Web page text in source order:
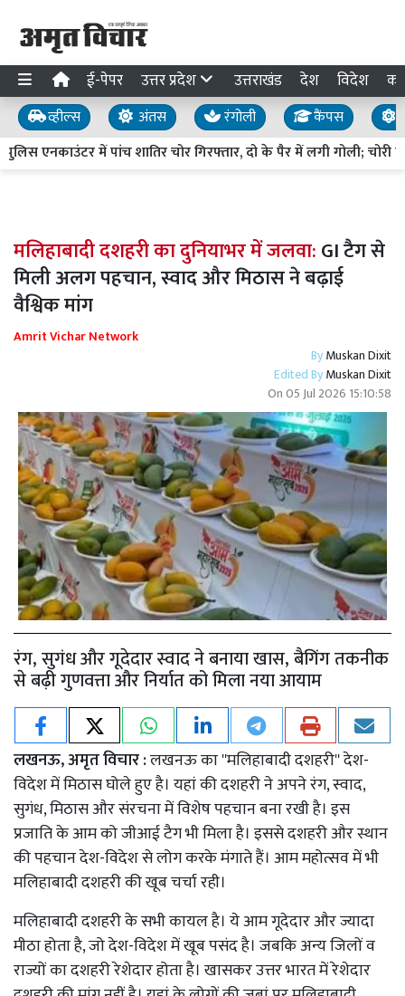
ई-पेपर उत्तर प्रदेश उत्तराखंड देश विदेश
व्हील्स अंतस रंगोली कैंपस
एनकाउंटर में पांच शातिर चोर गिरफ्तार, दो के पैर में लगी गोली; चोरी का
मलिहाबादी दशहरी का दुनियाभर में जलवा:GI टैग से
मिली अलग पहचान, स्वाद और मिठास ने बढ़ाई
वैश्विक मांग
Amrit Vichar Network
ByMuskan Dixit
Edited ByMuskan Dixit
On05 Jul 2026 15:10:58
रंग, सुगंध और गूदेदार स्वाद ने बनाया खास, बैगिंग तकनीक
से बढ़ी गुणवत्ता और निर्यात को मिला नया आयाम
लखनऊ, अमृत विचार :लखनऊ का ''मलिहाबादी दशहरी'' देश-
विदेश में मिठास घोले हुए है। यहां की दशहरी ने अपने रंग, स्वाद,
सुगंध, मिठास और संरचना में विशेष पहचान बना रखी है। इस
प्रजाति के आम को जीआई टैग भी मिला है। इससे दशहरी और स्थान
की पहचान देश-विदेश से लोग करके मंगाते हैं। आम महोत्सव में भी
मलिहाबादी दशहरी की खूब चर्चा रही।
मलिहाबादी दशहरी के सभी कायल है। ये आम गूदेदार और ज्यादा
मीठा होता है, जो देश-विदेश में खूब पसंद है। जबकि अन्य जिलों व
राज्यों का दशहरी रेशेदार होता है। खासकर उत्तर भारत में रेशेदार